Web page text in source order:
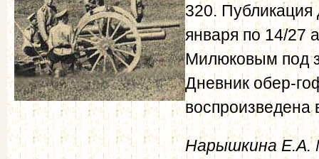
320.
января по 14/27
Милюковым под
Дневник обер-
воспроизведена
Нарышкина Е.А.